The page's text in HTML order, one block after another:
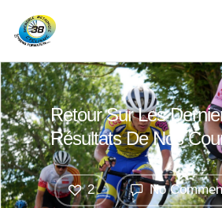
Retour Sur Les
Résultats De Nos
No
2